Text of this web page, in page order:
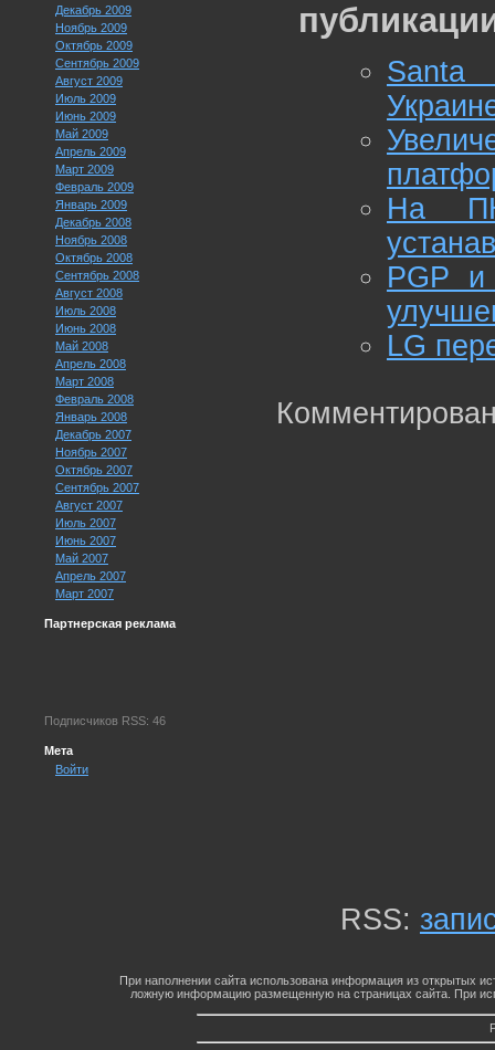
Декабрь 2009
Ноябрь 2009
Октябрь 2009
Сентябрь 2009
Август 2009
Июль 2009
Июнь 2009
Май 2009
Апрель 2009
Март 2009
Февраль 2009
Январь 2009
Декабрь 2008
Ноябрь 2008
Октябрь 2008
Сентябрь 2008
Август 2008
Июль 2008
Июнь 2008
Май 2008
Апрель 2008
Март 2008
Февраль 2008
Январь 2008
Декабрь 2007
Ноябрь 2007
Октябрь 2007
Сентябрь 2007
Август 2007
Июль 2007
Июнь 2007
Май 2007
Апрель 2007
Март 2007
Партнерская реклама
Подписчиков RSS: 46
Мета
Войти
Santa
На
PGP и
LG
RSS:
При наполнении сайта использована информация из открытых
ложную информацию размещенную на страницах сайта. При